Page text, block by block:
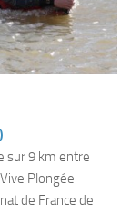
sur 9 km entre
Plongée
de France de